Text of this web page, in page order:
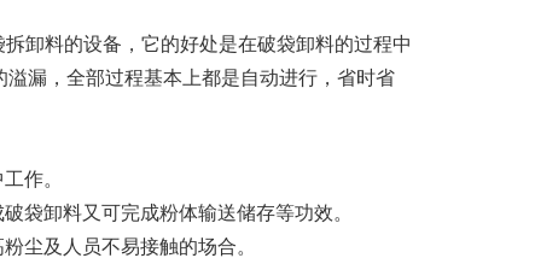
卸料的设备，它的好处是在破袋卸料的过程中
漏，全部过程基本上都是自动进行，省时省
作。
袋卸料又可完成粉体输送储存等功效。
尘及人员不易接触的场合。